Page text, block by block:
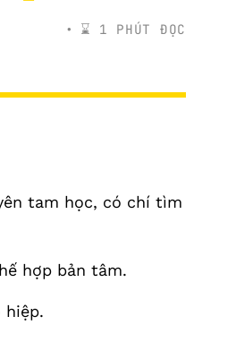
⌛️ 1 PHÚT ĐỌC
tam học, có chí tìm
hợp bản tâm.
hiệp.